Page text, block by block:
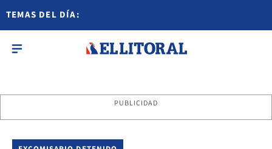
TEMAS DEL DÍA:
PUBLICIDAD